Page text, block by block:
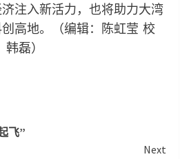
注入新活力，也将助力大湾
高地。（编辑：陈虹莹 校
磊）
飞”
Next